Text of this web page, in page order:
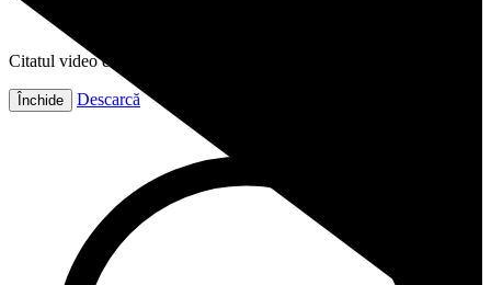
Citatul video este gata!
Închide Descarcă